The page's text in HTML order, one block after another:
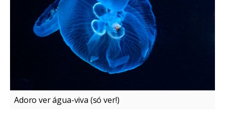
Adoro ver água-viva (só ver!)